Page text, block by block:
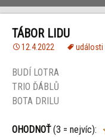
TÁBOR LIDU
12.4.2022 události
BUDÍ LOTRA
TRIO ĎÁBLŮ
BOTA DRILU
OHODNOŤ(3 = nejvíc):